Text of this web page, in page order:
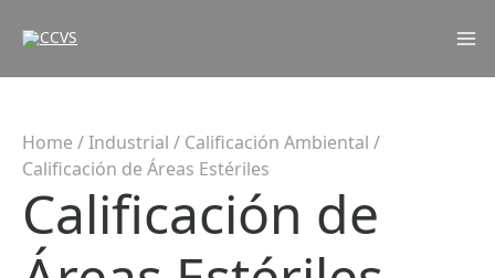
Home /Industrial / Calificación Ambiental /
Calificación de Áreas Estériles
Calificación de